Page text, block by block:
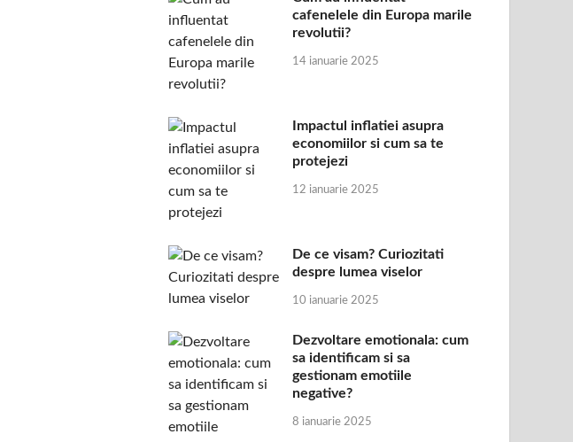
cafenelele din Europa marile
revolutii?
14 ianuarie 2025
Impactul inflatiei asupra
economiilor si cum sa te
protejezi
12 ianuarie 2025
De ce visam? Curiozitati
despre lumea viselor
10 ianuarie 2025
Dezvoltare emotionala: cum
sa identificam si sa
gestionam emotiile
negative?
8 ianuarie 2025